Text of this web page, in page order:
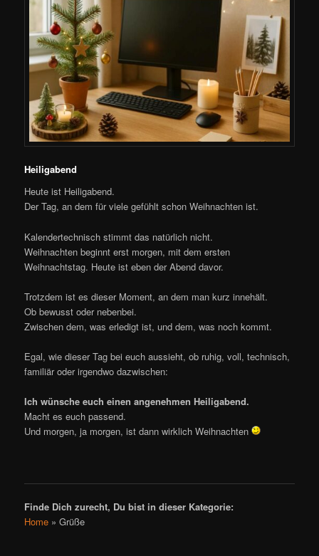
Heiligabend
Heute ist Heiligabend.
Der Tag, an dem für viele gefühlt schon Weihnachten ist.
Kalendertechnisch stimmt das natürlich nicht.
Weihnachten beginnt erst morgen, mit dem ersten
Weihnachtstag. Heute ist eben der Abend davor.
Trotzdem ist es dieser Moment, an dem man kurz innehält.
Ob bewusst oder nebenbei.
Zwischen dem, was erledigt ist, und dem, was noch kommt.
Egal, wie dieser Tag bei euch aussieht, ob ruhig, voll, technisch,
familiär oder irgendwo dazwischen:
Ich wünsche euch einen angenehmen Heiligabend.
Macht es euch passend.
Und morgen, ja morgen, ist dann wirklich Weihnachten
Finde Dich zurecht, Du bist in dieser Kategorie:
Home » Grüße